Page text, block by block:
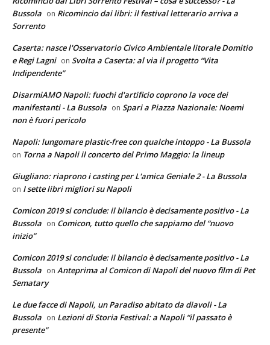
Bussola on Ricomincio dai libri: il festival letterario arriva a
Sorrento
Caserta: nasce l'Osservatorio Civico Ambientale litorale Domitio
e Regi Lagni on Svolta a Caserta: al via il progetto “Vita
Indipendente”
DisarmiAMO Napoli: fuochi d'artificio coprono la voce dei
manifestanti - La Bussola on Spari a Piazza Nazionale: Noemi
non è fuori pericolo
Napoli: lungomare plastic-free con qualche intoppo - La Bussola
on Torna a Napoli il concerto del Primo Maggio: la lineup
Giugliano: riaprono i casting per L'amica Geniale 2 - La Bussola
on I sette libri migliori su Napoli
Comicon 2019 si conclude: il bilancio è decisamente positivo - La
Bussola on Comicon, tutto quello che sappiamo del “nuovo
inizio”
Comicon 2019 si conclude: il bilancio è decisamente positivo - La
Bussola on Anteprima al Comicon di Napoli del nuovo film di Pet
Sematary
Le due facce di Napoli, un Paradiso abitato da diavoli - La
Bussola on Lezioni di Storia Festival: a Napoli “il passato è
presente”